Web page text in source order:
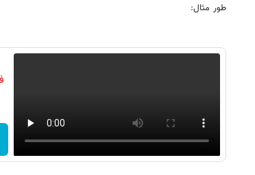
طور مثال: